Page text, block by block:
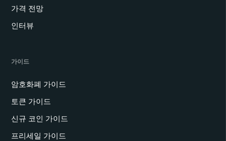
가격 전망
인터뷰
가이드
암호화폐 가이드
토큰 가이드
신규 코인 가이드
프리세일 가이드